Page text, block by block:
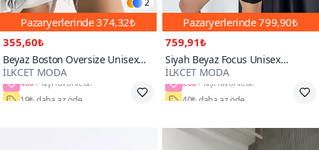
2
Pazaryerlerinde374,32₺
355,60₺
Beyaz Boston Oversize Unisex
Tshirt
İLKCET MODA
400+
19₺ daha az öde
Pazaryerlerinde799,90₺
759,91₺
Siyah Beyaz Focus Unisex
Oversize Tshirt
İLKCET MODA
200+
40₺ daha az öde